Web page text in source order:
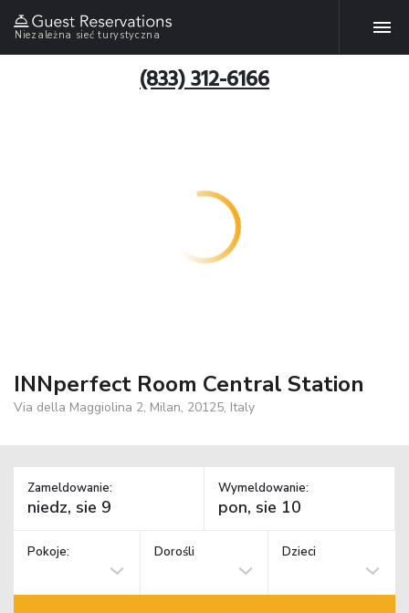
Niezależna sieć turystyczna
(833) 312-6166
INNperfect Room Central Station
Via della Maggiolina 2, Milan, 20125, Italy
Zameldowanie: Wymeldowanie:
Pokoje: Dorośli Dzieci